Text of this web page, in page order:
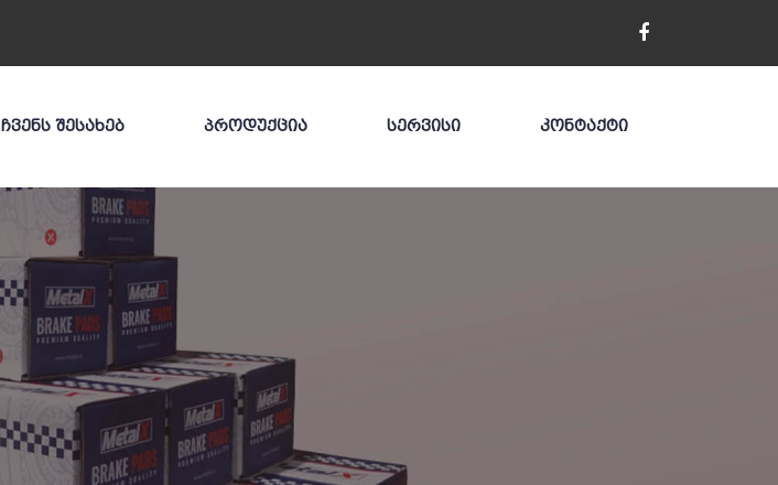
ᲩᲕᲔᲜᲡ ᲨᲔᲡᲐᲮᲔᲑ ᲞᲠᲝᲓᲣᲥᲪᲘᲐ ᲡᲔᲠᲕᲘᲡᲘ ᲙᲝᲜᲢᲐᲥᲢᲘ